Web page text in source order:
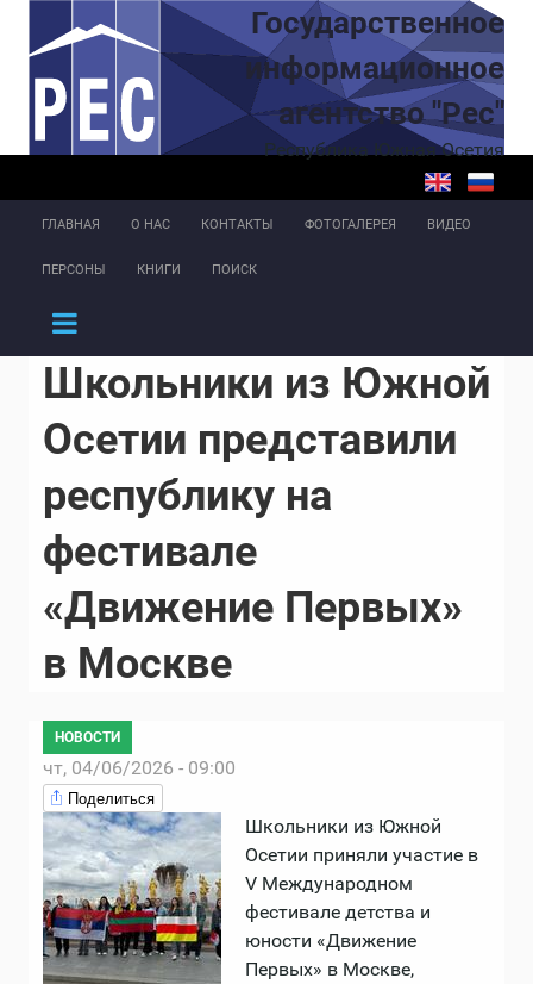
Перейти к основному содержаниюГосударственное
информационное
агентство "Рес"
Республика Южная Осетия
ГЛАВНАЯ О НАС КОНТАКТЫ ФОТОГАЛЕРЕЯ ВИДЕО
ПЕРСОНЫ КНИГИ ПОИСК
Школьники из Южной
Осетии представили
республику на
фестивале
«Движение Первых»
в Москве
НОВОСТИ
чт, 04/06/2026 - 09:00
Поделиться
Школьники из Южной
Осетии приняли участие в
V Международном
фестивале детства и
юности «Движение
Первых» в Москве,